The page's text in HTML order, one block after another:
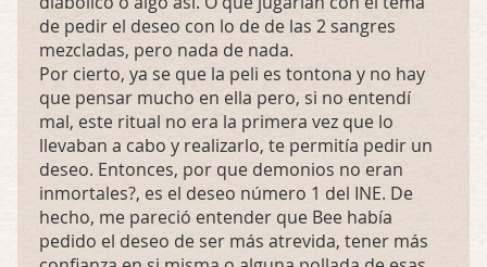
de pedir el deseo con lo de de las 2 sangres
mezcladas, pero nada de nada.
Por cierto, ya se que la peli es tontona y no hay
que pensar mucho en ella pero, si no entendí
mal, este ritual no era la primera vez que lo
llevaban a cabo y realizarlo, te permitía pedir un
deseo. Entonces, por que demonios no eran
inmortales?, es el deseo número 1 del INE. De
hecho, me pareció entender que Bee había
pedido el deseo de ser más atrevida, tener más